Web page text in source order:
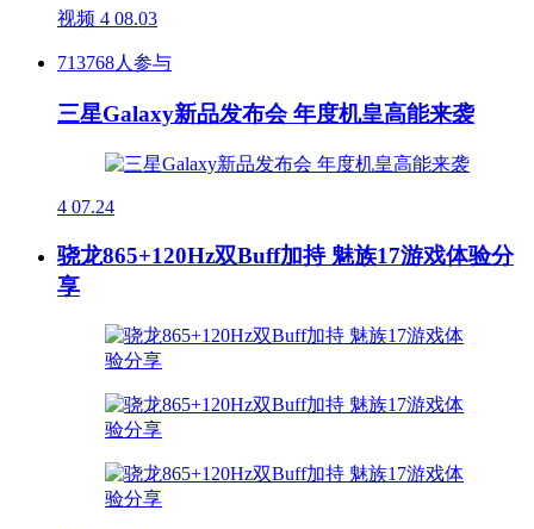
视频 4 08.03
713768人参与
三星Galaxy新品发布会 年度机皇高能来袭
4 07.24
骁龙865+120Hz双Buff加持 魅族17游戏体验分
享